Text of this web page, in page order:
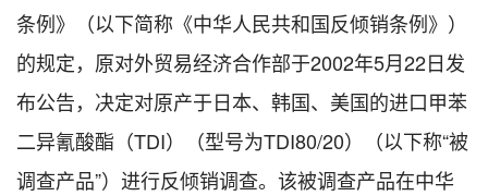
条例》（以下简称《中华人民共和国反倾销条例》）
的规定，原对外贸易经济合作部于2002年5月22日发
布公告，决定对原产于日本、韩国、美国的进口甲苯
二异氰酸酯（TDI）（型号为TDI80/20）（以下称“被
调查产品”）进行反倾销调查。该被调查产品在中华